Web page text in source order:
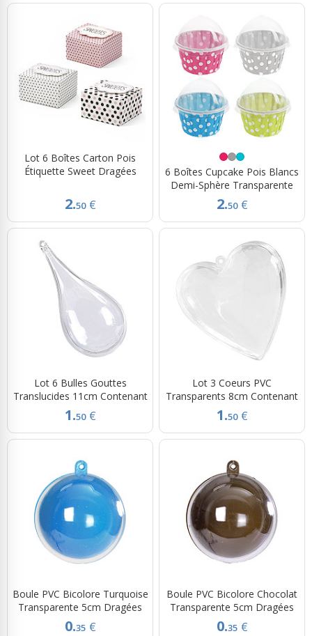
Lot 6 Boîtes Carton Pois
Étiquette Sweet Dragées
2.50 €
6 Boîtes Cupcake Pois Blancs
Demi-Sphère Transparente
2.50 €
Lot 6 Bulles Gouttes
Translucides 11cm Contenant
1.50 €
Lot 3 Coeurs PVC
Transparents 8cm Contenant
1.50 €
Boule PVC Bicolore Turquoise
Transparente 5cm Dragées
0.35 €
Boule PVC Bicolore Chocolat
Transparente 5cm Dragées
0.35 €